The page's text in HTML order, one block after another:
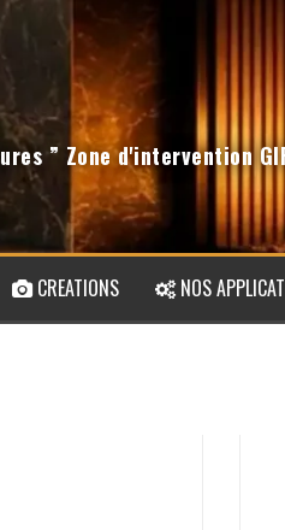
” Zone d'intervention
CREATIONS NOS